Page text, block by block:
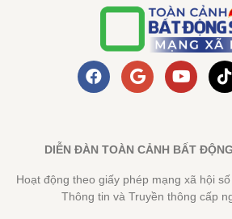
DIỄN ĐÀN TOÀN CẢNH BẤT
Hoạt động theo giấy phép mạng xã hội
Thông tin và Truyền thông cấp